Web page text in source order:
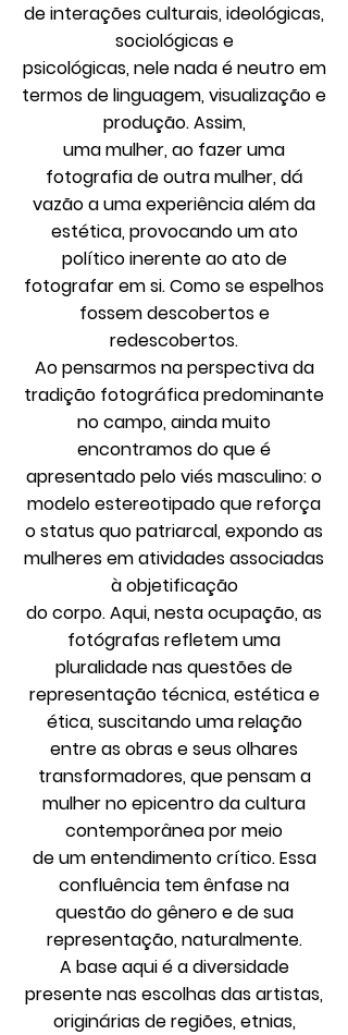
de interações culturais, ideológicas,
sociológicas e
psicológicas, nele nada é neutro em
termos de linguagem, visualização e
produção. Assim,
uma mulher, ao fazer uma
fotografia de outra mulher, dá
vazão a uma experiência além da
estética, provocando um ato
político inerente ao ato de
fotografar em si. Como se espelhos
fossem descobertos e
redescobertos.
Ao pensarmos na perspectiva da
tradição fotográfica predominante
no campo, ainda muito
encontramos do que é
apresentado pelo viés masculino: o
modelo estereotipado que reforça
o status quo patriarcal, expondo as
mulheres em atividades associadas
à objetificação
do corpo. Aqui, nesta ocupação, as
fotógrafas refletem uma
pluralidade nas questões de
representação técnica, estética e
ética, suscitando uma relação
entre as obras e seus olhares
transformadores, que pensam a
mulher no epicentro da cultura
contemporânea por meio
de um entendimento crítico. Essa
confluência tem ênfase na
questão do gênero e de sua
representação, naturalmente.
A base aqui é a diversidade
presente nas escolhas das artistas,
originárias de regiões, etnias,